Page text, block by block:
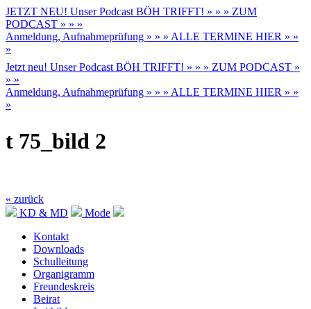
JETZT NEU! Unser Podcast BÖH TRIFFT! » » » ZUM
PODCAST » » »
Anmeldung, Aufnahmeprüfung » » » ALLE TERMINE HIER » »
»
Jetzt neu! Unser Podcast BÖH TRIFFT! » » » ZUM PODCAST »
» »
Anmeldung, Aufnahmeprüfung » » » ALLE TERMINE HIER » »
»
t 75_bild 2
« zurück
KD & MD
Mode
Kontakt
Downloads
Schulleitung
Organigramm
Freundeskreis
Beirat